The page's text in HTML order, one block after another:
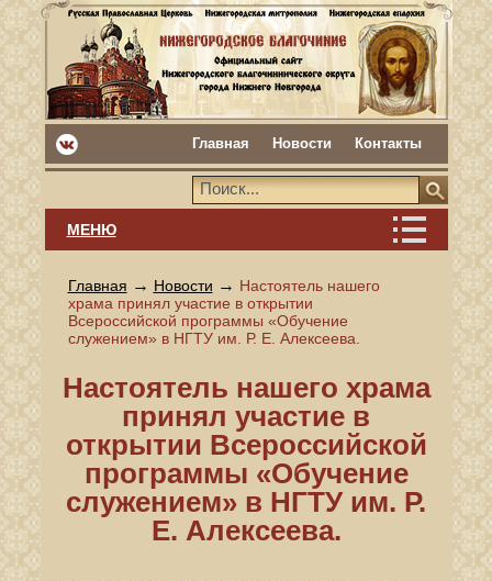
Главная Новости Контакты
МЕНЮ
Главная → Новости → Настоятель нашего
храма принял участие в открытии
Всероссийской программы «Обучение
служением» в НГТУ им. Р. Е. Алексеева.
Настоятель нашего храма
принял участие в
открытии Всероссийской
программы «Обучение
служением» в НГТУ им. Р.
Е. Алексеева.